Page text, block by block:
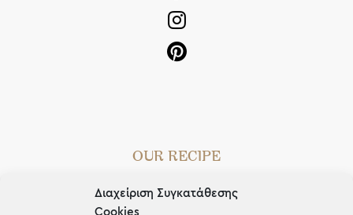
Διαχείριση Συγκατάθεσης
Cookies
OUR RECIPE
Gifts